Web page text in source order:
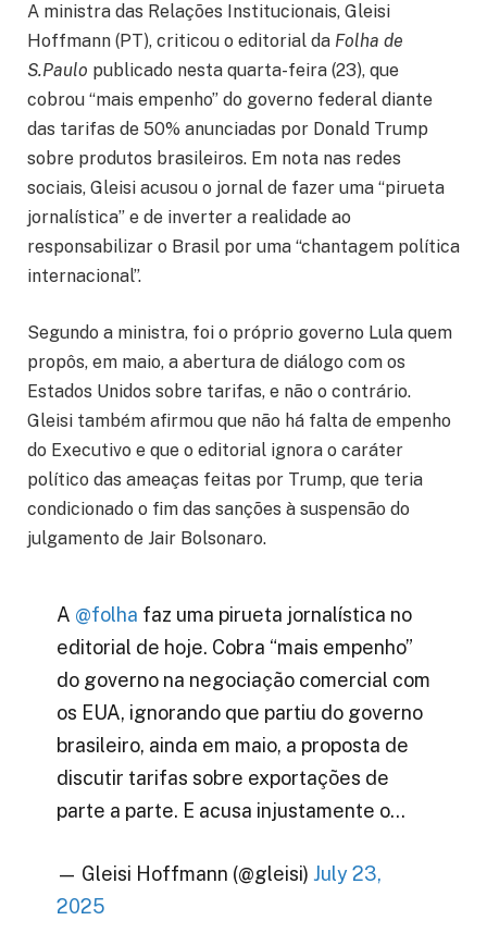
A ministra das Relações Institucionais, Gleisi
Hoffmann (PT), criticou o editorial da Folha de
S.Paulo publicado nesta quarta-feira (23), que
cobrou “mais empenho” do governo federal diante
das tarifas de 50% anunciadas por Donald Trump
sobre produtos brasileiros. Em nota nas redes
sociais, Gleisi acusou o jornal de fazer uma “pirueta
jornalística” e de inverter a realidade ao
responsabilizar o Brasil por uma “chantagem política
internacional”.
Segundo a ministra, foi o próprio governo Lula quem
propôs, em maio, a abertura de diálogo com os
Estados Unidos sobre tarifas, e não o contrário.
Gleisi também afirmou que não há falta de empenho
do Executivo e que o editorial ignora o caráter
político das ameaças feitas por Trump, que teria
condicionado o fim das sanções à suspensão do
julgamento de Jair Bolsonaro.
A @folha faz uma pirueta jornalística no
editorial de hoje. Cobra “mais empenho”
do governo na negociação comercial com
os EUA, ignorando que partiu do governo
brasileiro, ainda em maio, a proposta de
discutir tarifas sobre exportações de
parte a parte. E acusa injustamente o…
— Gleisi Hoffmann (@gleisi) July 23,
2025